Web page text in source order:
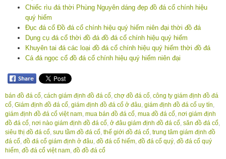
Chiếc rìu đá thời Phùng Nguyên dáng đẹp đồ đá cổ chính hiệu
quý hiếm
Đục đá cổ Đồ đá cổ chính hiệu quý hiếm niên đại thời đồ đá
Dụng cụ đá cổ thời đồ đá đồ đá cổ chính hiệu quý hiếm
Khuyên tai đá các loại đồ đá cổ chính hiệu quý hiếm thời đồ đá
Cá đá ngọc cổ đồ đá cổ chính hiệu quý hiếm niên đại
bán đồ đá cổ, cách giám định đồ đá cổ, chợ đồ đá cổ, công ty giám định đồ đá
cổ, Giám định đồ đá cổ, giám định đồ đá cổ ở đâu, giám định đồ đá cổ uy tín,
giám định đồ đá cổ việt nam, mua bán đồ đá cổ, mua đồ đá cổ, nơi giám định
đồ đá cổ, nơi nào giám định đồ đá cổ, ở đâu giám định đồ đá cổ, săn đồ đá cổ,
siêu thị đồ đá cổ, sưu tầm đồ đá cổ, thế giới đồ đá cổ, trung tâm giám định đồ
đá cổ, đồ đá cổ giám định ở đâu, đồ đá cổ hiếm, đồ đá cổ quý, đồ đá cổ quý
hiếm, đồ đá cổ việt nam, đồ đồ đá cổ